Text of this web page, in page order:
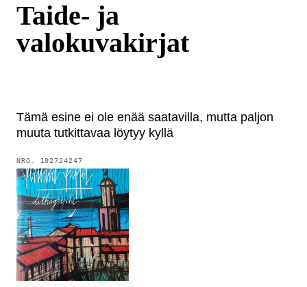
Taide- ja
valokuvakirjat
Tämä esine ei ole enää saatavilla, mutta paljon
muuta tutkittavaa löytyy kyllä
NRO. 102724247